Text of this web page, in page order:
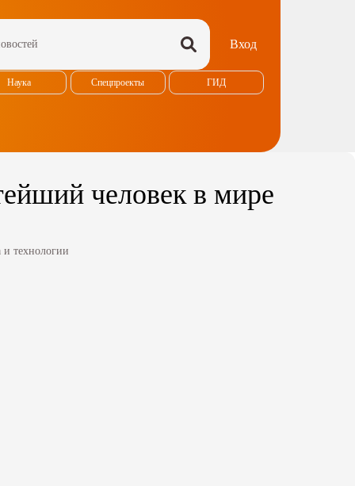
Вход
Наука Спецпроекты ГИД
человек в мире
и технологии